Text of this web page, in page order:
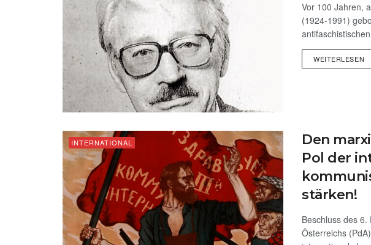
Vor 100 Jahren,
(1924-1991)
WEITERLESEN
INTERNATIONAL
Den
Pol der
stärken!
Beschluss des
Österreichs